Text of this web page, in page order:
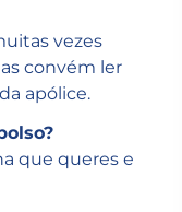
vezes
convém ler
apólice.
que queres e